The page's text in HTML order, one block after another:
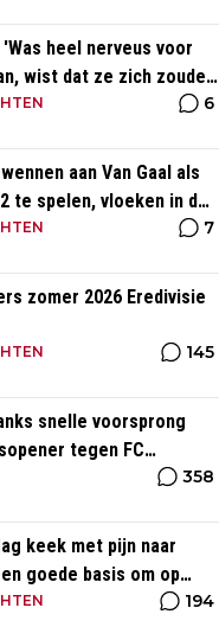
heel nerveus voor
wist dat ze zich zouden
6
aan Van Gaal als
te spelen, vloeken in de
7
zomer 2026 Eredivisie
145
snelle voorsprong
tegen FC
358
keek met pijn naar
goede basis om op
194